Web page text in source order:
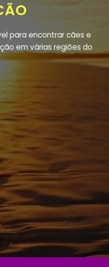
para encontrar cães e
em várias regiões do